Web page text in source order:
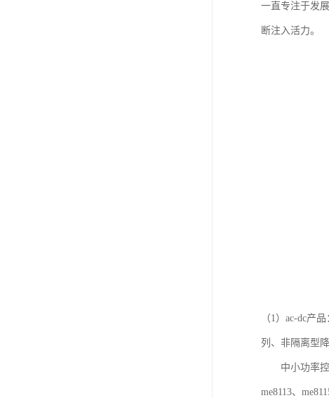
一直专注于发
断注入活力。
（1）ac-dc产
列、非隔离型
中小功率控制
me8113、